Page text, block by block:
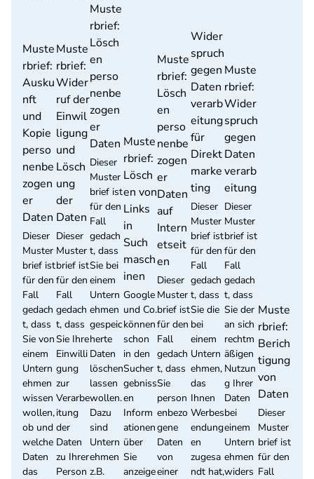
Muste
rbrief:
Ausku
nft
und
Kopie
perso
nenbe
zogen
er
Daten
Dieser
Muster
brief ist
für den
Fall
gedach
t, dass
Sie von
einem
Untern
ehmen
wissen
wollen,
ob und
welche
Daten
das
Muste
rbrief:
Wider
ruf der
Einwil
ligung
und
Lösch
ung
der
Daten
Dieser
Muster
brief ist
für den
Fall
gedach
t, dass
Sie Ihre
Einwilli
gung
zur
Verarbe
itung
der
Daten
zu Ihrer
Person
Muste
rbrief:
Lösch
en
perso
nenbe
zogen
er
Daten
Dieser
Muster
brief ist
für den
Fall
gedach
t, dass
Sie bei
einem
Untern
ehmen
gespeic
herte
Daten
löschen
lassen
wollen.
Dazu
sind
Untern
ehmen
z.B.
Muste
rbrief:
Lösch
en von
Links
in
Such
masch
inen
Google
und Co.
können
schon
in den
Sucher
gebniss
en
Inform
ationen
über
Sie
anzeige
Muste
rbrief:
Lösch
en
perso
nenbe
zogen
er
Daten
auf
Intern
etseit
en
Dieser
Muster
brief ist
für den
Fall
gedach
t, dass
Sie
person
enbezo
gene
Daten
von
einer
Wider
spruch
gegen
Daten
verarb
eitung
für
Direkt
marke
ting
Dieser
Muster
brief ist
für den
Fall
gedach
t, dass
Sie die
bei
einem
Untern
ehmen,
das
Ihnen
Werbes
endung
en
zugesa
ndt hat,
Muste
rbrief:
Wider
spruch
gegen
Daten
verarb
eitung
Dieser
Muster
brief ist
für den
Fall
gedach
t, dass
Sie der
an sich
rechtm
äßigen
Nutzun
g Ihrer
Daten
bei
einem
Untern
ehmen
widers
Muste
rbrief:
Berich
tigung
von
Daten
Dieser
Muster
brief ist
für den
Fall